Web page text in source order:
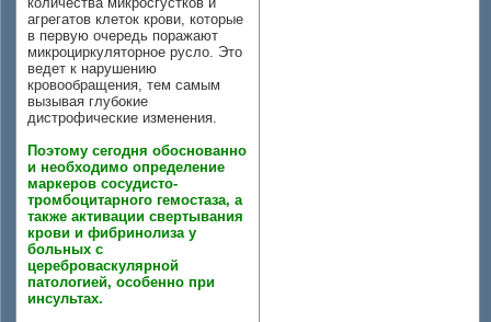
агрегатов клеток крови, которые
в первую очередь поражают
микроциркуляторное русло. Это
ведет к нарушению
кровообращения, тем самым
вызывая глубокие
дистрофические изменения.
Поэтому сегодня обоснованно
и необходимо определение
маркеров сосудисто-
тромбоцитарного гемостаза, а
также активации свертывания
крови и фибринолиза у
больных с
цереброваскулярной
патологией, особенно при
инсультах.